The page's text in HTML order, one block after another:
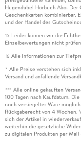
Hugendubel Hörbuch Abo.
Geschenkkarten kombinierbar.
und der Handel des
15 Leider können wir die
Einzelbewertungen nicht
16 Alle Informationen zur
* Alle Preise verstehen sich
Versand und anfallende
*** Alle online gekauften
100 Tagen nach Kaufdatum.
noch versiegelter Ware
Rückgaberecht von 4 Wochen.
sich der Artikel in
weiterhin die gesetzliche
zu digitalen Produkten per Mail